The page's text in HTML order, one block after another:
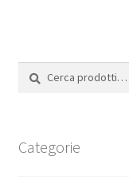
Cerca:
Cerca
Categorie